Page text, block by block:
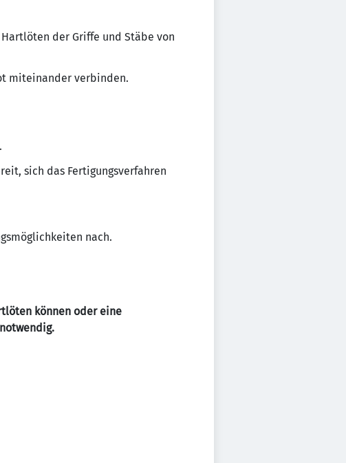
der Griffe und Stäbe von
miteinander verbinden.
sich das Fertigungsverfahren
nach.
können oder eine